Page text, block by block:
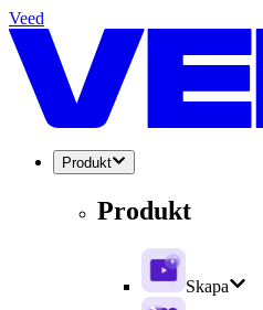
Veed
Produkt
Produkt
Skapa